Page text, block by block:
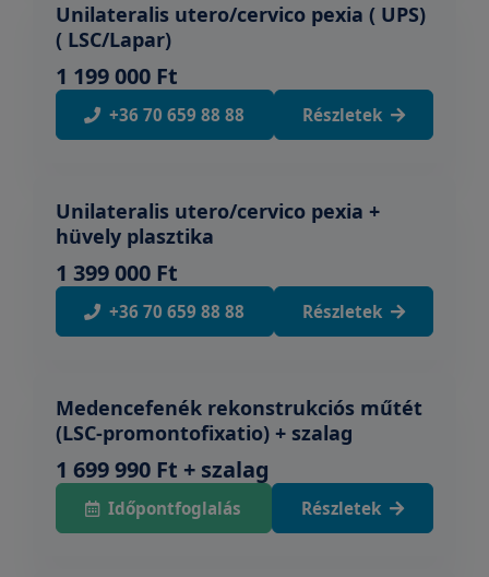
Unilateralis utero/cervico pexia ( UPS)
( LSC/Lapar)
1 199 000 Ft
+36 70 659 88 88 Részletek
Unilateralis utero/cervico pexia +
hüvely plasztika
1 399 000 Ft
+36 70 659 88 88 Részletek
Medencefenék rekonstrukciós műtét
(LSC-promontofixatio) + szalag
1 699 990 Ft + szalag
Időpontfoglalás Részletek